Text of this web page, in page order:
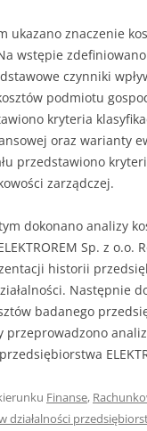
ukazano znaczenie
wstępie
czynniki
podmiotu
kryteria
oraz warianty
przedstawiono
zarządczej.
dokonano analizy
Sp. z o.o.
historii
Następnie
badanego
przeprowadzono
Finanse,
działalności